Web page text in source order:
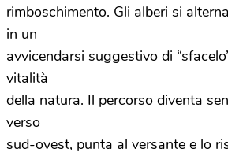
rimboschimento. Gli alberi si
in un
avvicendarsi suggestivo di
vitalità
della natura. Il percorso diventa
verso
sud-ovest, punta al versante e lo